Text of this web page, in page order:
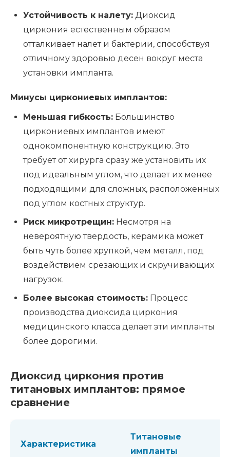
Устойчивость к налету: Диоксид
циркония естественным образом
отталкивает налет и бактерии, способствуя
отличному здоровью десен вокруг места
установки импланта.
Минусы циркониевых имплантов:
Меньшая гибкость: Большинство
циркониевых имплантов имеют
однокомпонентную конструкцию. Это
требует от хирурга сразу же установить их
под идеальным углом, что делает их менее
подходящими для сложных, расположенных
под углом костных структур.
Риск микротрещин: Несмотря на
невероятную твердость, керамика может
быть чуть более хрупкой, чем металл, под
воздействием срезающих и скручивающих
нагрузок.
Более высокая стоимость: Процесс
производства диоксида циркония
медицинского класса делает эти импланты
более дорогими.
Диоксид циркония против
титановых имплантов: прямое
сравнение
Характеристика
Титановые
импланты